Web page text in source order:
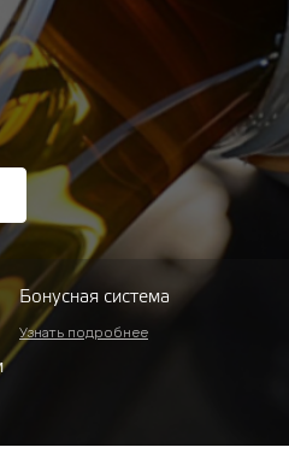
Бонусная система
Узнать подробнее